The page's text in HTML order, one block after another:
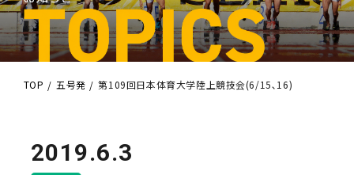
TOP 五号発 第109回日本体育大学陸上競技会(6/15､16)
2019.6.3